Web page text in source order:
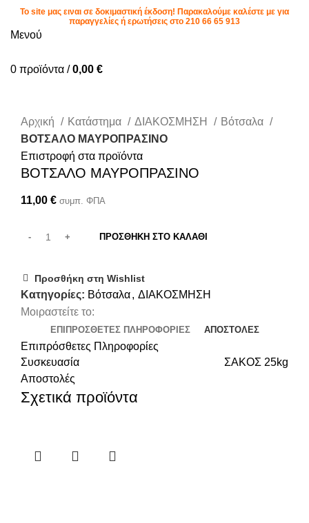
To site μας ειναι σε δοκιμαστική έκδοση! Παρακαλούμε καλέστε με για
παραγγελίες ή ερωτήσεις στο 210 66 65 913
Μενού
0 προϊόντα / 0,00 €
Αρχική
Κατάστημα ΔΙΑΚΟΣΜΗΣΗ
Βότσαλα
ΒΟΤΣΑΛΟ ΜΑΥΡΟΠΡΑΣΙΝΟ
Επιστροφή στα προϊόντα
ΒΟΤΣΑΛΟ ΜΑΥΡΟΠΡΑΣΙΝΟ
11,00 € συμπ. ΦΠΑ
ΠΡΟΣΘΉΚΗ ΣΤΟ ΚΑΛΆΘΙ
Προσθήκη στη Wishlist
Κατηγορίες: Βότσαλα, ΔΙΑΚΟΣΜΗΣΗ
Μοιραστείτε το:
ΕΠΙΠΡΌΣΘΕΤΕΣ ΠΛΗΡΟΦΟΡΊΕΣ ΑΠΟΣΤΟΛΈΣ
Επιπρόσθετες Πληροφορίες
Συσκευασία
ΣΑΚΟΣ 25kg
Αποστολές
Σχετικά προϊόντα